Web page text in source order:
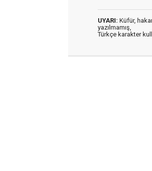
UYARI: Küfür,
yazılmamış,
Türkçe karakter